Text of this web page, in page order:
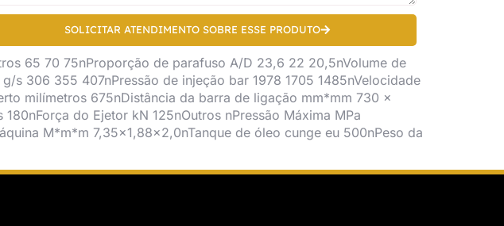
SOLICITAR ATENDIMENTO SOBRE ESSE PRODUTO
65 70 75nProporção de parafuso A/D 23,6 22 20,5nVolume de
s 306 355 407nPressão de injeção bar 1978 1705 1485nVelocidade
milímetros 675nDistância da barra de ligação mm*mm 730 ×
do Ejetor kN 125nOutros nPressão Máxima MPa
M*m*m 7,35×1,88×2,0nTanque de óleo cunge eu 500nPeso da